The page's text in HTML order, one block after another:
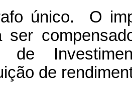
único. O
ser
de
de